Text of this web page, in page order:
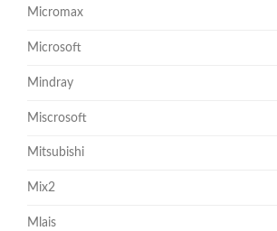
Micromax
Microsoft
Mindray
Miscrosoft
Mitsubishi
Mix2
Mlais